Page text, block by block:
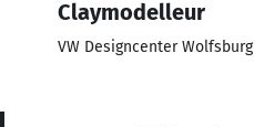
Claymodelleur
VW Designcenter Wolfsburg